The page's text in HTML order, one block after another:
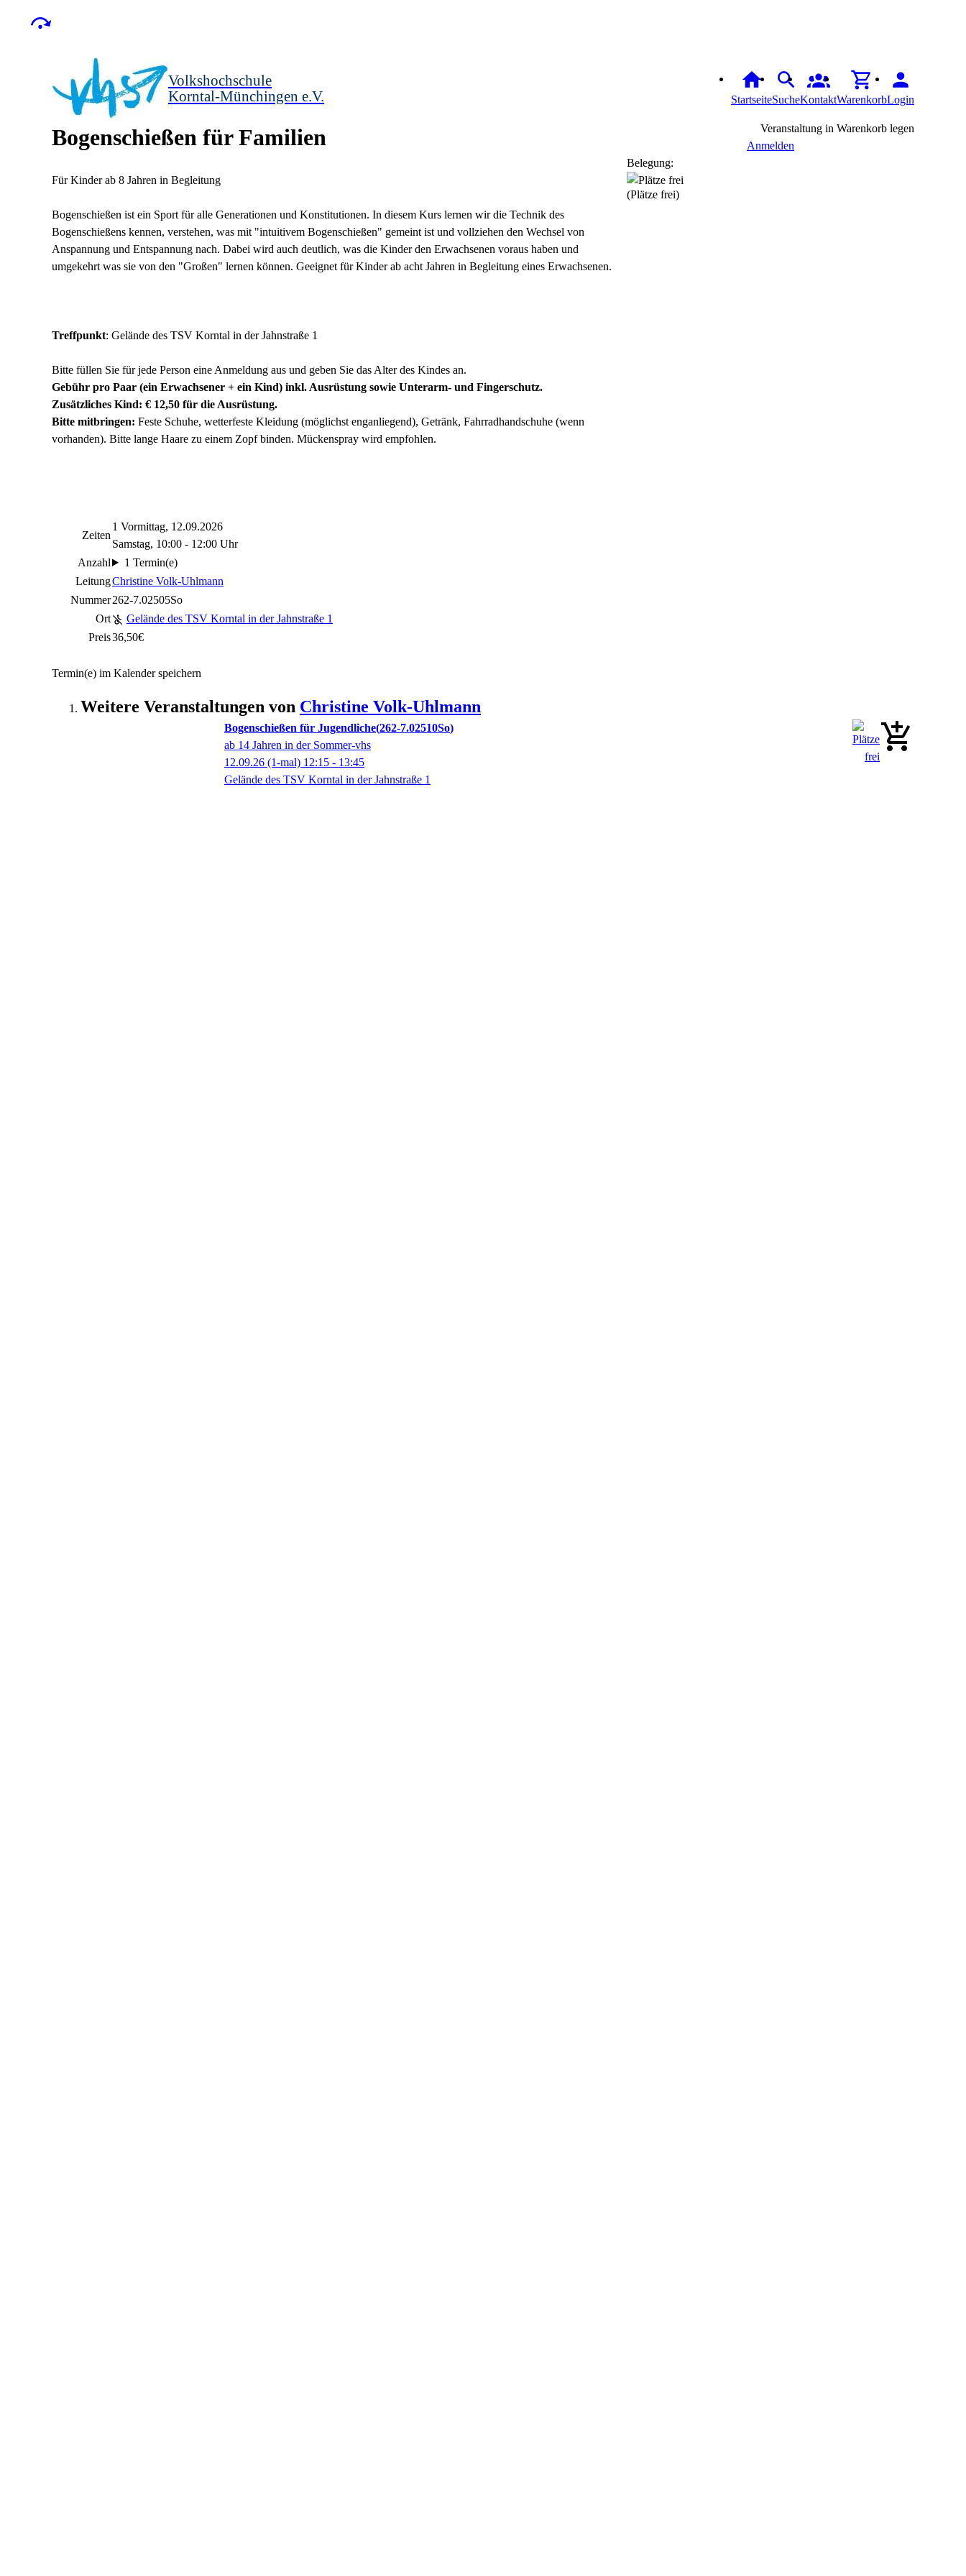
Volkshochschule
Korntal-Münchingen e.V.
StartseiteSucheKontaktWarenkorbLogin
Bogenschießen für Familien
Für Kinder ab 8 Jahren in Begleitung
Bogenschießen ist ein Sport für alle Generationen und Konstitutionen. In diesem Kurs lernen wir die Technik des
Bogenschießens kennen, verstehen, was mit "intuitivem Bogenschießen" gemeint ist und vollziehen den Wechsel von
Anspannung und Entspannung nach. Dabei wird auch deutlich, was die Kinder den Erwachsenen voraus haben und
umgekehrt was sie von den "Großen" lernen können. Geeignet für Kinder ab acht Jahren in Begleitung eines Erwachsenen.
Treffpunkt: Gelände des TSV Korntal in der Jahnstraße 1
Bitte füllen Sie für jede Person eine Anmeldung aus und geben Sie das Alter des Kindes an.
Gebühr pro Paar (ein Erwachsener + ein Kind) inkl. Ausrüstung sowie Unterarm- und Fingerschutz.
Zusätzliches Kind: € 12,50 für die Ausrüstung.
Bitte mitbringen: Feste Schuhe, wetterfeste Kleidung (möglichst enganliegend), Getränk, Fahrradhandschuhe (wenn
vorhanden). Bitte lange Haare zu einem Zopf binden. Mückenspray wird empfohlen.
Zeiten
1 Vormittag, 12.09.2026
Samstag, 10:00 - 12:00 Uhr
Anzahl
1 Termin(e)
LeitungChristine Volk-Uhlmann
Nummer262-7.02505So
Ort
Gelände des TSV Korntal in der Jahnstraße 1
Preis36,50€
Veranstaltung in Warenkorb legen
Anmelden
Belegung:
(Plätze frei)
Termin(e) im Kalender speichern
Weitere Veranstaltungen von Christine Volk-Uhlmann
Bogenschießen für Jugendliche 262-7.02510So
ab 14 Jahren in der Sommer-vhs
12.09.26 (1-mal) 12:15 - 13:45
Gelände des TSV Korntal in der Jahnstraße 1